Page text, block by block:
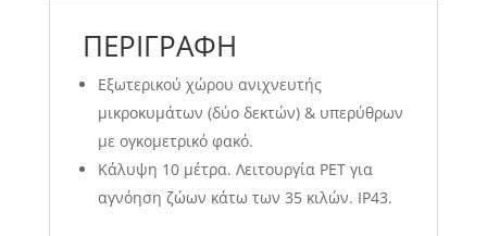
ΠΕΡΙΓΡΑΦΉ
Εξωτερικού χώρου ανιχνευτής
μικροκυμάτων (δύο δεκτών) & υπερύθρων
με ογκομετρικό φακό.
Κάλυψη 10 μέτρα. Λειτουργία PET για
αγνόηση ζώων κάτω των 35 κιλών. IP43.